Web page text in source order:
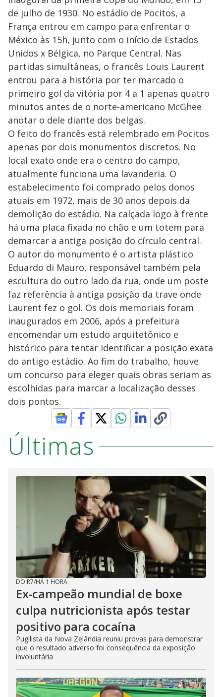
de julho de 1930. No estádio de Pocitos, a
França entrou em campo para enfrentar o
México às 15h, junto com o início de Estados
Unidos x Bélgica, no Parque Central. Nas
partidas simultâneas, o francês Louis Laurent
entrou para a história por ter marcado o
primeiro gol da vitória por 4 a 1 apenas quatro
minutos antes de o norte-americano McGhee
anotar o dele diante dos belgas.
O feito do francês está relembrado em Pocitos
apenas por dois monumentos discretos. No
local exato onde era o centro do campo,
atualmente funciona uma lavanderia. O
estabelecimento foi comprado pelos donos
atuais em 1972, mais de 30 anos depois da
demolição do estádio. Na calçada logo à frente
há uma placa fixada no chão e um totem para
demarcar a antiga posição do círculo central.
O autor do monumento é o artista plástico
Eduardo di Mauro, responsável também pela
escultura do outro lado da rua, onde um poste
faz referência à antiga posição da trave onde
Laurent fez o gol. Os dois memoriais foram
inaugurados em 2006, após a prefeitura
encomendar um estudo arquitetônico e
histórico para tentar identificar a posição exata
do antigo estádio. Ao fim do trabalho, houve
um concurso para eleger quais obras seriam as
escolhidas para marcar a localização desses
dois pontos.
Últimas
DO R7/HÁ 1 HORA
Ex-campeão mundial de boxe
culpa nutricionista após testar
positivo para cocaína
Pugilista da Nova Zelândia reuniu provas para demonstrar
que o resultado adverso foi consequência da exposição
involuntária